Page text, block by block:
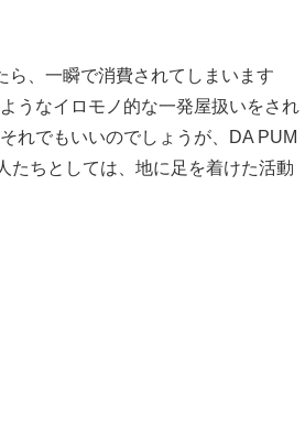
ら、一瞬で消費されてしまいます
うなイロモノ的な一発屋扱いをされ
れでもいいのでしょうが、DA PUM
たちとしては、地に足を着けた活動